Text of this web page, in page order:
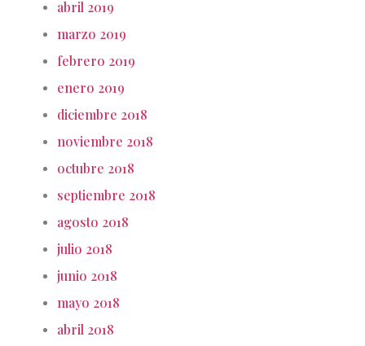
abril 2019
marzo 2019
febrero 2019
enero 2019
diciembre 2018
noviembre 2018
octubre 2018
septiembre 2018
agosto 2018
julio 2018
junio 2018
mayo 2018
abril 2018